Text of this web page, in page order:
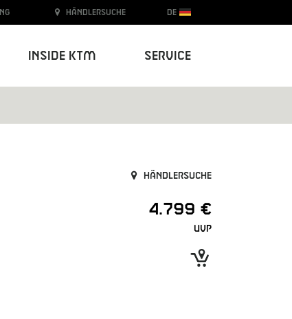
Inside KTM Service
Händlersuche DE
Händlersuche
4.799 €
UVP